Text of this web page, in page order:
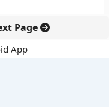
Page
App